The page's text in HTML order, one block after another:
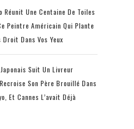
Réunit Une Centaine De Toiles
Peintre Américain Qui Plante
Droit Dans Vos Yeux
Suit Un Livreur
Son Père Brouillé Dans
Et Cannes L’avait Déjà